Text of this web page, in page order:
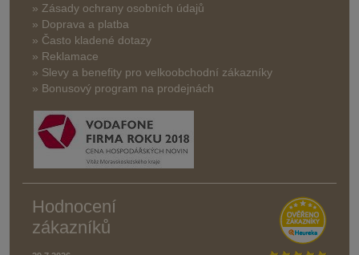
» Zásady ochrany osobních údajů
» Doprava a platba
» Často kladené dotazy
» Reklamace
» Slevy a benefity pro velkoobchodní zákazníky
» Bonusový program na prodejnách
Hodnocení
zákazníků